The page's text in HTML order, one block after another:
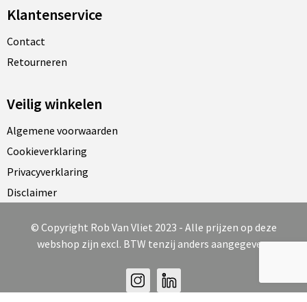
Klantenservice
Contact
Retourneren
Veilig winkelen
Algemene voorwaarden
Cookieverklaring
Privacyverklaring
Disclaimer
© Copyright Rob Van Vliet 2023 - Alle prijzen op deze
webshop zijn excl. BTW tenzij anders aangegeven.